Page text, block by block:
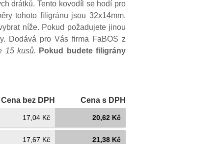
drátků. Tento kovodíl se hodí pro
tohoto filigránu jsou 32x14mm.
níže. Pokud požadujete jinou
Dodává pro Vás firma FaBOS z
15 kusů. Pokud budete filigrány
Cena bez DPH Cena s DPH
17,04 Kč 20,62 Kč
17,67 Kč 21,38 Kč